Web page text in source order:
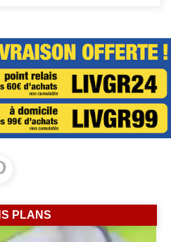
PLANS